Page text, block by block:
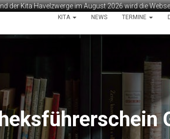
der Kita Havelzwerge im August 2026 wird die
KITA NEWS TERMINE